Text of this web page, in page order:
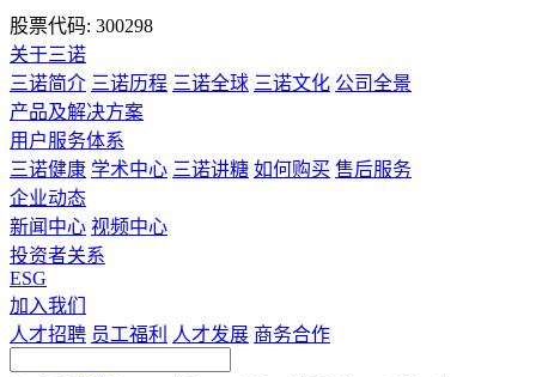
股票代码: 300298
关于三诺
三诺简介 三诺历程 三诺全球 三诺文化 公司全景
产品及解决方案
用户服务体系
三诺健康 学术中心 三诺讲糖 如何购买 售后服务
企业动态
新闻中心 视频中心
投资者关系
ESG
加入我们
人才招聘 员工福利 人才发展 商务合作